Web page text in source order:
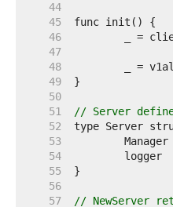
    44
    45
    46
    47
    48
    49
    50
    51
// Server
    52
    53
    54
    55
    56
    57
// NewServer